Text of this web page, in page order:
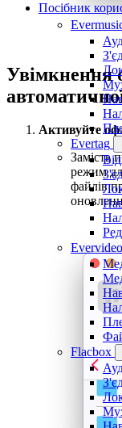
Посібник
Evertag
Evervideo
Flacbox
Увімкнення
Активуйте
Замість
режим
файлів